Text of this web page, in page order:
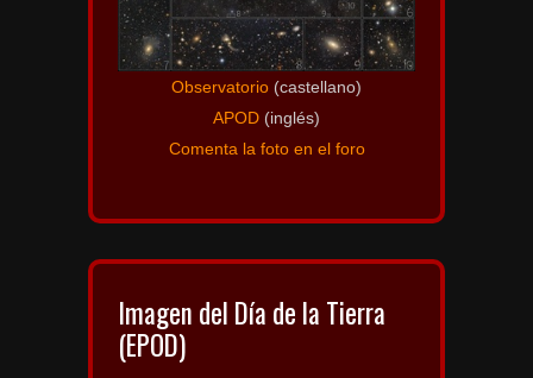
Observatorio (castellano)
APOD (inglés)
Comenta la foto en el foro
Imagen del Día de la Tierra
(EPOD)